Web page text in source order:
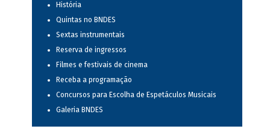
História
Quintas no BNDES
Sextas instrumentais
Reserva de ingressos
Filmes e festivais de cinema
Receba a programação
Concursos para Escolha de Espetáculos Musicais
Galeria BNDES